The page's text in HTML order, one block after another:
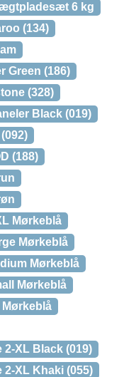
6 kg
(134)
Green (186)
(328)
Black (019)
(188)
Mørkeblå
Mørkeblå
Mørkeblå
Mørkeblå
Mørkeblå
XL Black (019)
XL Khaki (055)